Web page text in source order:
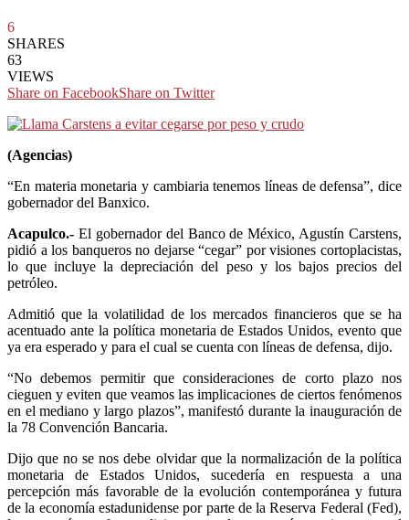
6
SHARES
63
VIEWS
Share on FacebookShare on Twitter
(Agencias)
“En materia monetaria y cambiaria tenemos líneas de defensa”, dice
gobernador del Banxico.
Acapulco.- El gobernador del Banco de México, Agustín Carstens,
pidió a los banqueros no dejarse “cegar” por visiones cortoplacistas,
lo que incluye la depreciación del peso y los bajos precios del
petróleo.
Admitió que la volatilidad de los mercados financieros que se ha
acentuado ante la política monetaria de Estados Unidos, evento que
ya era esperado y para el cual se cuenta con líneas de defensa, dijo.
“No debemos permitir que consideraciones de corto plazo nos
cieguen y eviten que veamos las implicaciones de ciertos fenómenos
en el mediano y largo plazos”, manifestó durante la inauguración de
la 78 Convención Bancaria.
Dijo que no se nos debe olvidar que la normalización de la política
monetaria de Estados Unidos, sucedería en respuesta a una
percepción más favorable de la evolución contemporánea y futura
de la economía estadunidense por parte de la Reserva Federal (Fed),